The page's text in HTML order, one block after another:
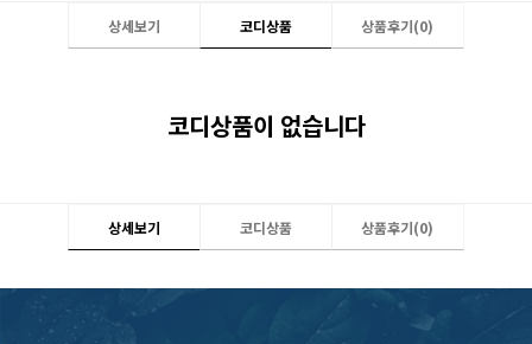
상세보기 코디상품 상품후기(0)
코디상품이 없습니다
상세보기 코디상품 상품후기(0)